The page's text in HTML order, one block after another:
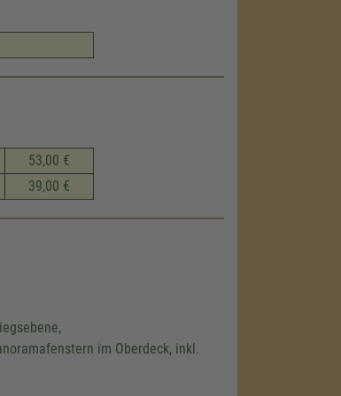
53,00 €
39,00 €
im Oberdeck, inkl.